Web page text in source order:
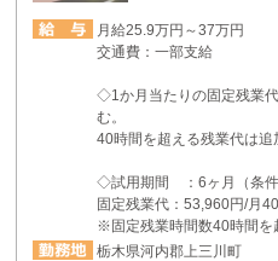
月給25.9万円～37万円
交通費：一部支給
◇1か月当たりの固定残業
む。
40時間を超える残業代は追
◇試用期間 ：6ヶ月（条件
固定残業代：53,960円/月
※固定残業時間数40時間を
栃木県河内郡上三川町